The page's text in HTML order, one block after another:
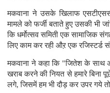
मकवाना ने उसके खिलाफ
मामले को फर्जी बताते हुए उसकी भी
कि धर्मोत्सव समिती एक सामाजिक
लिए काम कर रही औऱ एक रजिस्टर्ड
मकवाना ने कहा कि "जितेश के साथ
खराब करने की नियत से हमारे बिना
लगे, जिसमें हम भी दौड़ कर उपर गये